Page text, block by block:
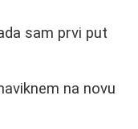
sam prvi put
na novu